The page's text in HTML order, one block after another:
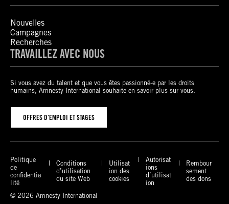
Nouvelles
Campagnes
Recherches
TRAVAILLEZ AVEC NOUS
Si vous avez du talent et que vous êtes passionné-e par les droits
humains, Amnesty International souhaite en savoir plus sur vous.
OFFRES D’EMPLOI ET STAGES
Politique
de
confidentia
lité
Conditions
d’utilisation
du site Web
Utilisat
ion des
cookies
Autorisat
ions
d’utilisat
ion
Rembour
sement
des dons
© 2026 Amnesty International